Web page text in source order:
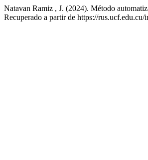
Natavan Ramiz , J. (2024). Método
Recuperado a partir de https://